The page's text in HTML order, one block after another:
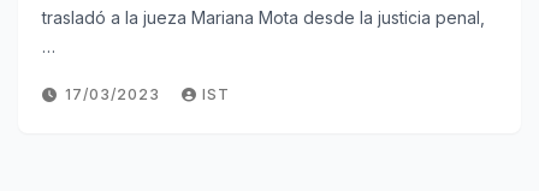
trasladó a la jueza Mariana Mota desde la justicia penal,
…
17/03/2023 IST